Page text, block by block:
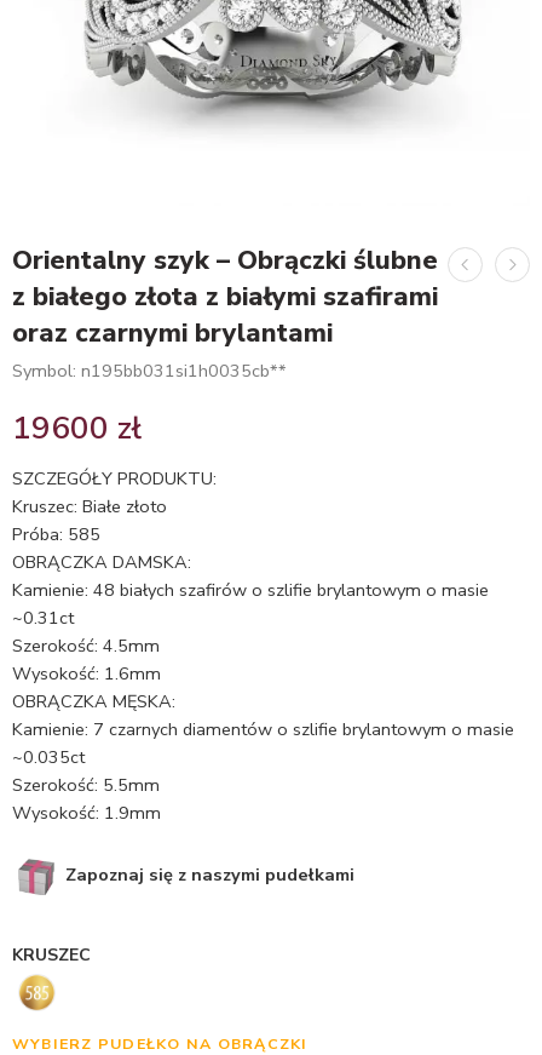
Orientalny szyk – Obrączki ślubne
z białego złota z białymi szafirami
oraz czarnymi brylantami
Symbol: n195bb031si1h0035cb**
19600 zł
SZCZEGÓŁY PRODUKTU:
Kruszec: Białe złoto
Próba: 585
OBRĄCZKA DAMSKA:
Kamienie: 48 białych szafirów o szlifie brylantowym o masie
~0.31ct
Szerokość: 4.5mm
Wysokość: 1.6mm
OBRĄCZKA MĘSKA:
Kamienie: 7 czarnych diamentów o szlifie brylantowym o masie
~0.035ct
Szerokość: 5.5mm
Wysokość: 1.9mm
Zapoznaj się z naszymi pudełkami
KRUSZEC
WYBIERZ PUDEŁKO NA OBRĄCZKI